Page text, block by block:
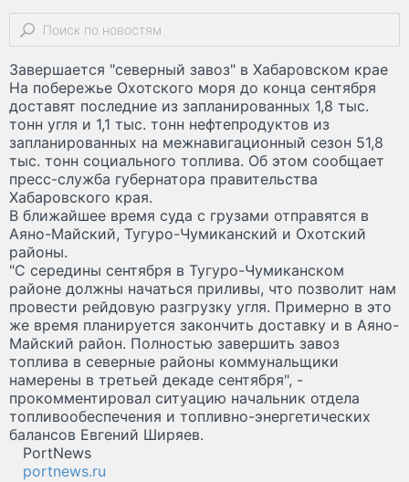
Завершается "северный завоз" в Хабаровском крае
На побережье Охотского моря до конца сентября
доставят последние из запланированных 1,8 тыс.
тонн угля и 1,1 тыс. тонн нефтепродуктов из
запланированных на межнавигационный сезон 51,8
тыс. тонн социального топлива. Об этом сообщает
пресс-служба губернатора правительства
Хабаровского края.
В ближайшее время суда с грузами отправятся в
Аяно-Майский, Тугуро-Чумиканский и Охотский
районы.
"С середины сентября в Тугуро-Чумиканском
районе должны начаться приливы, что позволит нам
провести рейдовую разгрузку угля. Примерно в это
же время планируется закончить доставку и в Аяно-
Майский район. Полностью завершить завоз
топлива в северные районы коммунальщики
намерены в третьей декаде сентября", -
прокомментировал ситуацию начальник отдела
топливообеспечения и топливно-энергетических
балансов Евгений Ширяев.
PortNews
portnews.ru